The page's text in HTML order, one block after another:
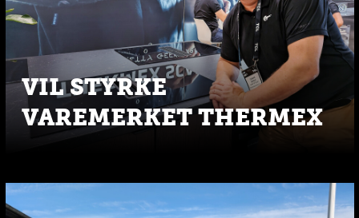
VIL STYRKE
VAREMERKET THERMEX